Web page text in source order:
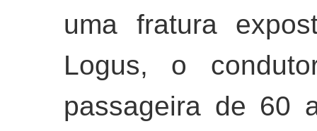
uma fratura
Logus, o
passageira de 60